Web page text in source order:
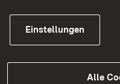
Einstellungen
Alle